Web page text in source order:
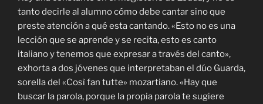
tanto decirle al alumno cómo debe cantar sino que
preste atención a qué esta cantando. «Esto no es una
lección que se aprende y se recita, esto es canto
italiano y tenemos que expresar a través del canto»,
exhorta a dos jóvenes que interpretaban el dúo Guarda,
sorella del «Così fan tutte» mozartiano. «Hay que
buscar la parola, porque la propia parola te sugiere